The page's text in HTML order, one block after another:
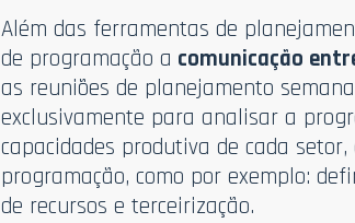
Além das ferramentas de
de programação a comunicação
as reuniões de planejamento
exclusivamente para analisar a
capacidades produtiva de cada
programação, como por exemplo:
de recursos e terceirização.